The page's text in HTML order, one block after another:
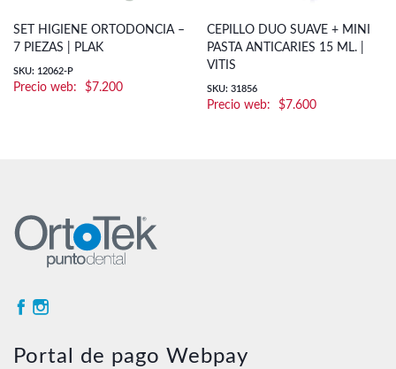
SET HIGIENE ORTODONCIA –
7 PIEZAS | PLAK
SKU: 12062-P
$7.200
CEPILLO DUO SUAVE + MINI
PASTA ANTICARIES 15 ML. |
VITIS
SKU: 31856
$7.600
Portal de pago Webpay